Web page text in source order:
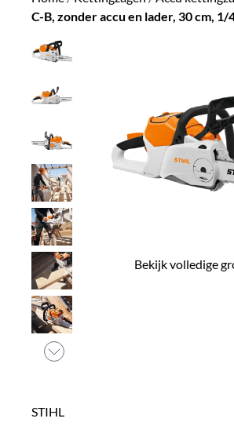
C-B, zonder accu en lader, 30 cm,
Bekijk volledige
STIHL